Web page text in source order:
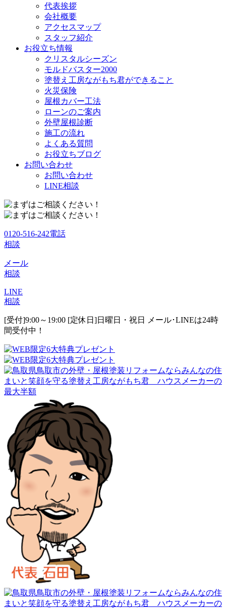
代表挨拶
会社概要
アクセスマップ
スタッフ紹介
お役立ち情報
クリスタルシーズン
モルドバスター2000
塗替え工房ながもち君ができること
火災保険
屋根カバー工法
ローンのご案内
外壁屋根診断
施工の流れ
よくある質問
お役立ちブログ
お問い合わせ
お問い合わせ
LINE相談
0120-516-242電話
相談
メール
相談
LINE
相談
[受付]9:00～19:00 [定休日]日曜日・祝日
メール･LINEは24時
間受付中！